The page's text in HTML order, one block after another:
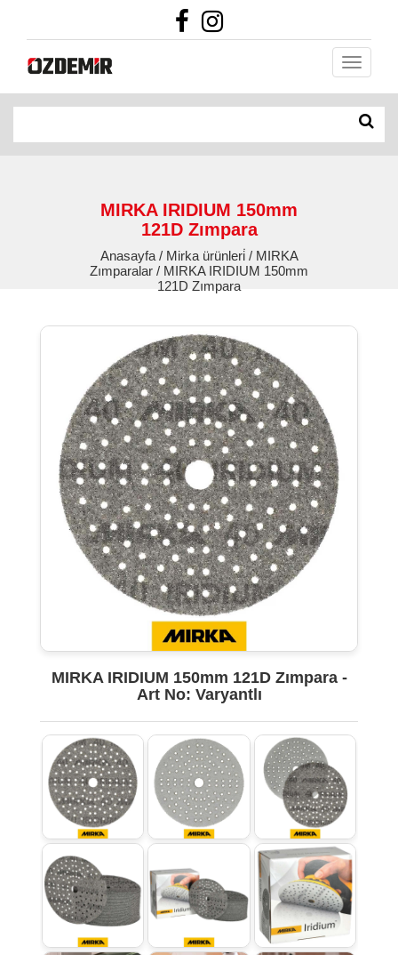
MIRKA IRIDIUM 150mm
121D Zımpara
Anasayfa / Mirka ürünleri̇ / MIRKA
Zımparalar / MIRKA IRIDIUM 150mm
121D Zımpara
MIRKA IRIDIUM 150mm 121D Zımpara -
Art No: Varyantlı